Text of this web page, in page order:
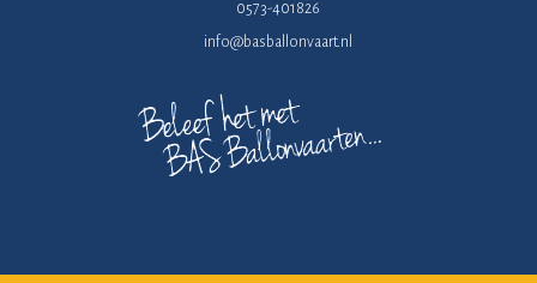
0573-401826
info@basballonvaart.nl